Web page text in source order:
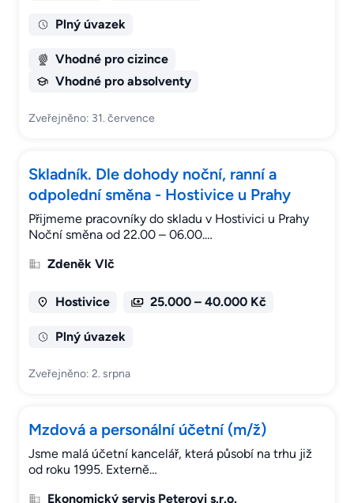
Plný úvazek
Vhodné pro cizince
Vhodné pro absolventy
Zveřejněno: 31. července
Skladník. Dle dohody noční, ranní a
odpolední směna - Hostivice u Prahy
Přijmeme pracovníky do skladu v Hostivici u Prahy
Noční směna od 22.00 – 06.00.…
Zdeněk Vlč
Hostivice 25.000 – 40.000 Kč
Plný úvazek
Zveřejněno: 2. srpna
Mzdová a personální účetní (m/ž)
Jsme malá účetní kancelář, která působí na trhu již
od roku 1995. Externě…
Ekonomický servis Peterovi s.r.o.